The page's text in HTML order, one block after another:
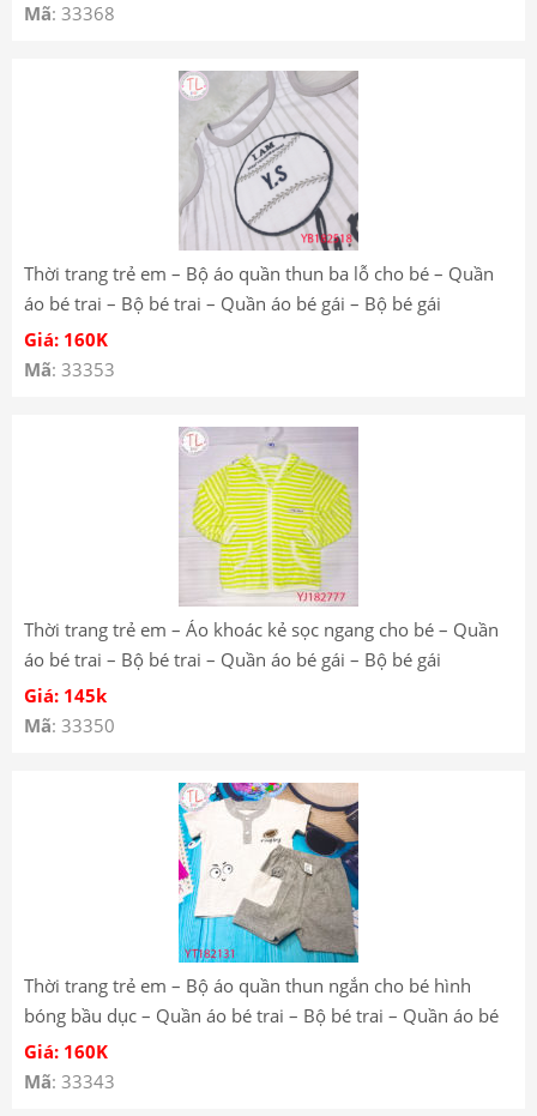
Mã: 33368
Thời trang trẻ em – Bộ áo quần thun ba lỗ cho bé – Quần
áo bé trai – Bộ bé trai – Quần áo bé gái – Bộ bé gái
YB182518
Giá: 160K
Mã: 33353
Thời trang trẻ em – Áo khoác kẻ sọc ngang cho bé – Quần
áo bé trai – Bộ bé trai – Quần áo bé gái – Bộ bé gái
YJ182777 YJ182736
Giá: 145k
Mã: 33350
Thời trang trẻ em – Bộ áo quần thun ngắn cho bé hình
bóng bầu dục – Quần áo bé trai – Bộ bé trai – Quần áo bé
gái – Bộ bé gái YT182131
Giá: 160K
Mã: 33343